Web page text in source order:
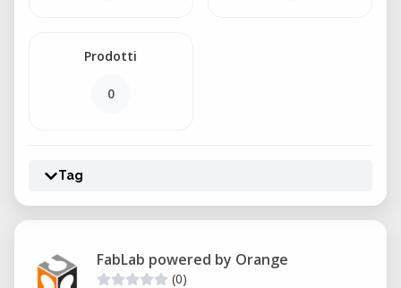
Prodotti
0
Tag
FabLab powered by Orange
(0)